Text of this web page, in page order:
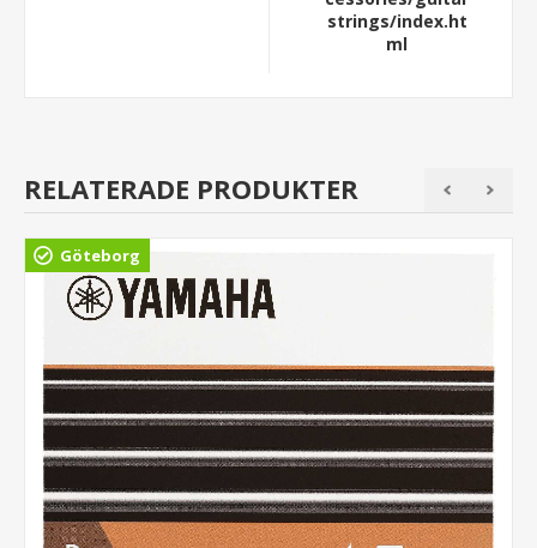
strings/index.ht
ml
RELATERADE PRODUKTER
Göteborg